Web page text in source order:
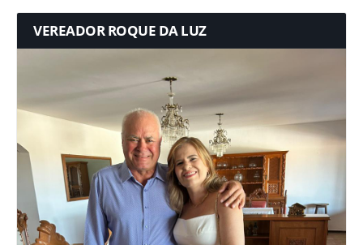
VEREADOR ROQUE DA LUZ